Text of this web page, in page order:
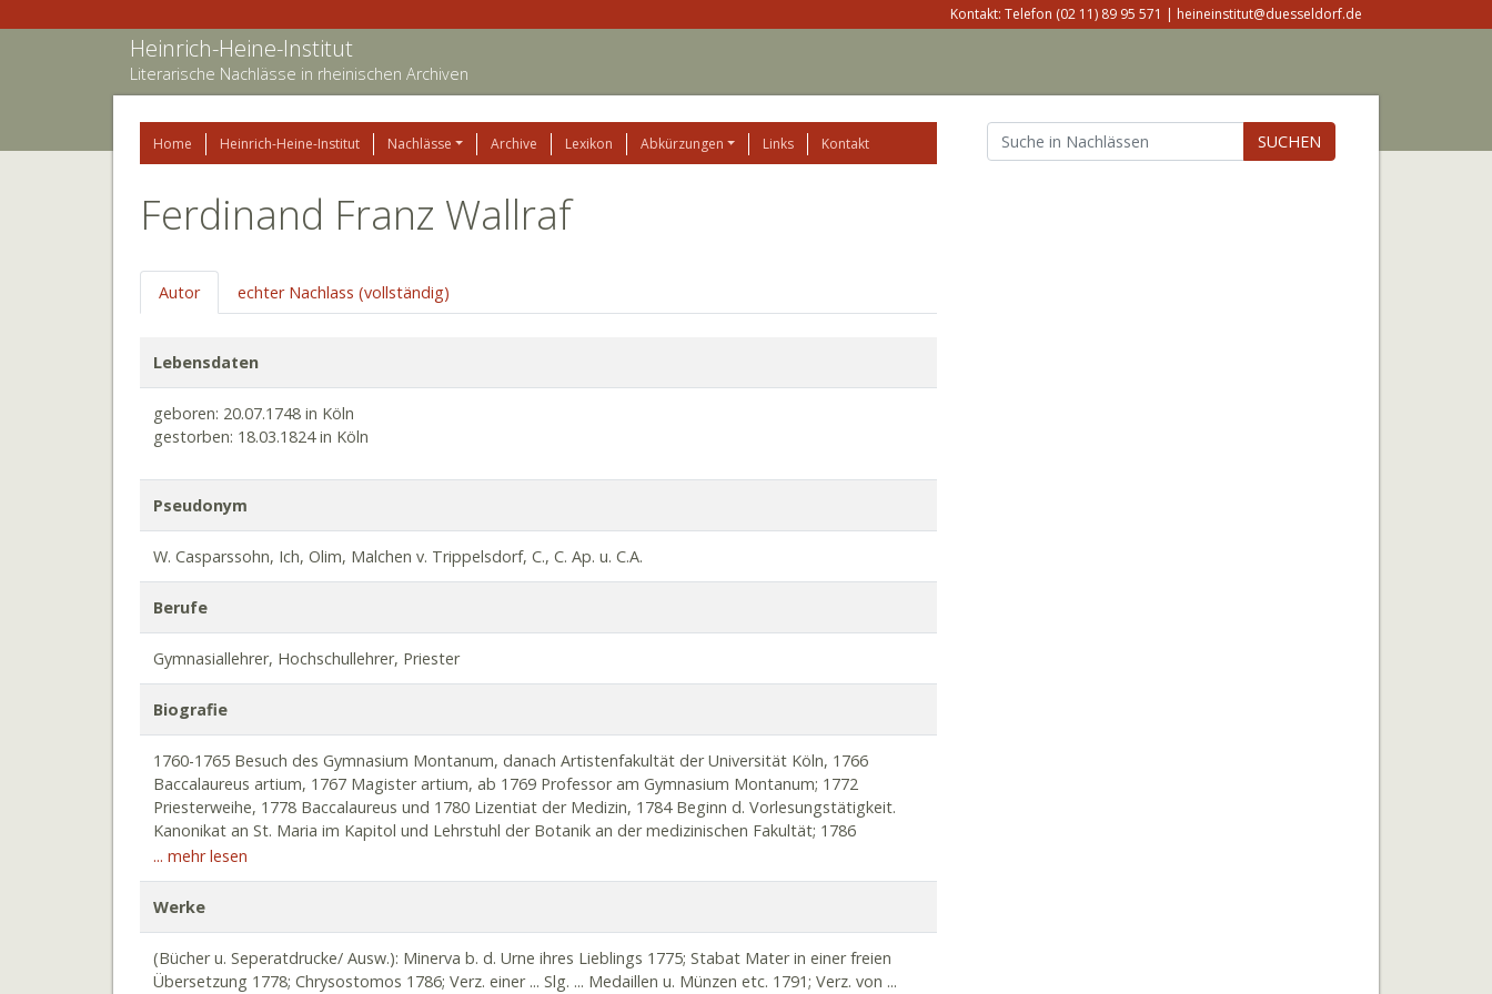
Kontakt: Telefon (02 11) 89 95 571 | heineinstitut@duesseldorf.de
Heinrich-Heine-Institut
Literarische Nachlässe in rheinischen Archiven
Home Heinrich-Heine-Institut Nachlässe Archive Lexikon Abkürzungen Links Kontakt
Ferdinand Franz Wallraf
Autor echter Nachlass (vollständig)
Lebensdaten
geboren: 20.07.1748 in Köln
gestorben: 18.03.1824 in Köln
Pseudonym
W. Casparssohn, Ich, Olim, Malchen v. Trippelsdorf, C., C. Ap. u. C.A.
Berufe
Gymnasiallehrer, Hochschullehrer, Priester
Biografie
1760-1765 Besuch des Gymnasium Montanum, danach Artistenfakultät der Universität Köln, 1766
Baccalaureus artium, 1767 Magister artium, ab 1769 Professor am Gymnasium Montanum; 1772
Priesterweihe, 1778 Baccalaureus und 1780 Lizentiat der Medizin, 1784 Beginn d. Vorlesungstätigkeit.
Kanonikat an St. Maria im Kapitol und Lehrstuhl der Botanik an der medizinischen Fakultät; 1786
Professor für Botanik, Naturgeschichte und Ästhetik an der medizinischen Fakultät, 1788 Dr. med., 1789
Ausschluss aus dem Gymnasium Montanum und der Artistenfakultät; 1793 Rektor der Universität Köln,
1795 Vergleich und Wiedereintritt in das Gymnasium Montanum; 1797 wegen Verweigerung des Eides
Professor an der neu eingerichteten Zentralschule, ab 1805 an der Zentralschule 2. Grades, in der
Preußenzeit Vizedirektor ohne Lehrverpflichtung am 1815 eröffneten Kölnischen Gymnasium; 1818
... mehr lesen
Werke
(Bücher u. Seperatdrucke/ Ausw.): Minerva b. d. Urne ihres Lieblings 1775; Stabat Mater in einer freien
Übersetzung 1778; Chrysostomos 1786; Verz. einer ... Slg. ... Medaillen u. Münzen etc. 1791; Verz. von ...
SUCHEN